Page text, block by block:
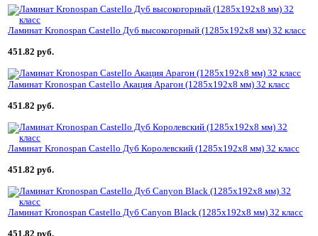
Ламинат Kronospan Castello Дуб высокогорный (1285x192x8 мм) 32 класс
451.82 руб.
Ламинат Kronospan Castello Акация Арагон (1285x192x8 мм) 32 класс
451.82 руб.
Ламинат Kronospan Castello Дуб Королевский (1285x192x8 мм) 32 класс
451.82 руб.
Ламинат Kronospan Castello Дуб Canyon Black (1285x192x8 мм) 32 класс
451.82 руб.